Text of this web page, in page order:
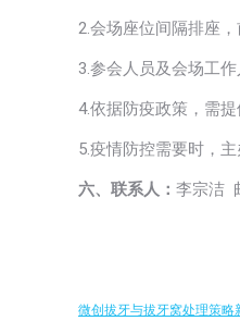
2.会场座位间隔排座，
3.参会人员及会场工
4.依据防疫政策，需提
5.疫情防控需要时，
六、联系人： 李宗洁
微创拔牙与拔牙窝处理策略